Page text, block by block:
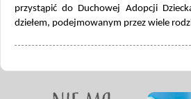
przystąpić do Duchowej Adopcji
dziełem, podejmowanym przez wiele